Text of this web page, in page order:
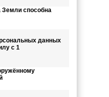
способна
данных
с 1